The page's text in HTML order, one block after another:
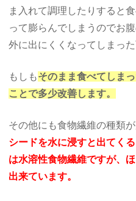
ま入れて調理したりすると
って膨らんでしまうのでお
外に出にくくなってしまっ
もしもそのまま食べてしま
ことで多少改善します。
その他にも食物繊維の種類
シードを水に浸すと出てく
は水溶性食物繊維ですが、
出来ています。